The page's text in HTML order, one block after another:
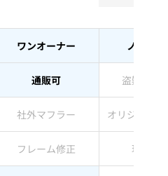
ワンオーナー ノーマ
通販可 盗難防止
社外マフラー オリジナル
フレーム修正 現状販